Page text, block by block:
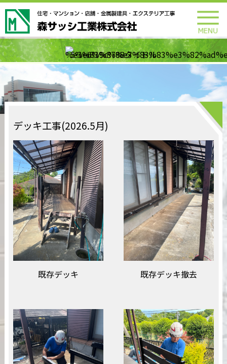
デッキ工事(2026.5月)
既存デッキ 既存デッキ撤去